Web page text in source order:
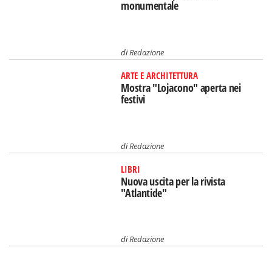
monumentale
diRedazione
ARTE E ARCHITETTURA
Mostra "Lojacono" aperta nei
festivi
diRedazione
LIBRI
Nuova uscita per la rivista
"Atlantide"
diRedazione